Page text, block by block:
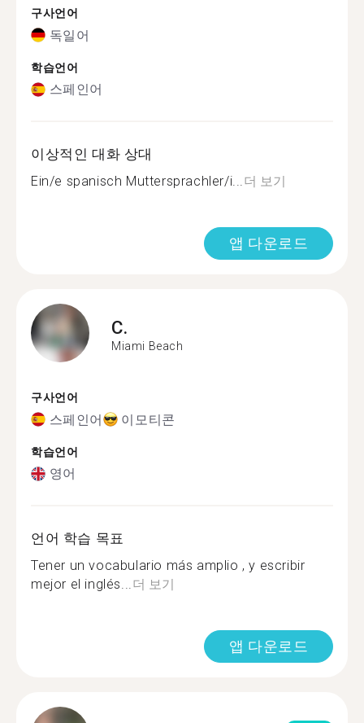
구사언어
독일어
학습언어
스페인어
이상적인 대화 상대
Ein/e spanisch Muttersprachler/i...더 보기
앱 다운로드
C.
Miami Beach
구사언어
스페인어 이모티콘
학습언어
영어
언어 학습 목표
Tener un vocabulario más amplio , y escribir
mejor el inglés...더 보기
앱 다운로드